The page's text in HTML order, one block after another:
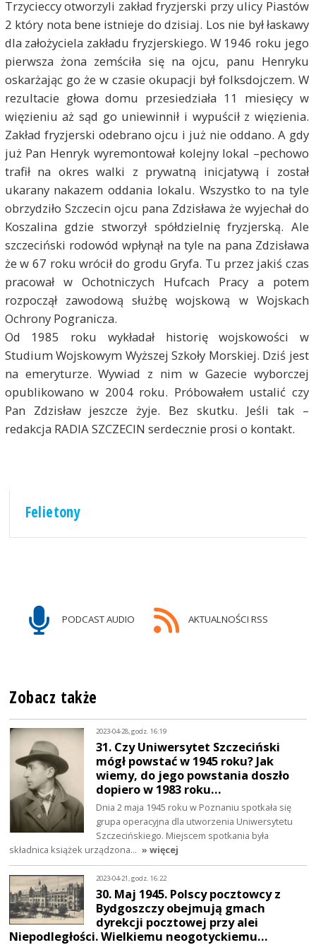
Trzycieccy otworzyli zakład fryzjerski przy ulicy Piastów
2 który nota bene istnieje do dzisiaj. Los nie był łaskawy
dla założyciela zakładu fryzjerskiego. W 1946 roku jego
pierwsza żona zemściła się na ojcu, panu Henryku
oskarżając go że w czasie okupacji był folksdojczem. W
rezultacie głowa domu przesiedziała 11 miesięcy w
więzieniu aż sąd go uniewinnił i wypuścił z więzienia.
Zakład fryzjerski odebrano ojcu i już nie oddano. A gdy
już Pan Henryk wyremontował kolejny lokal –pechowo
trafił na okres walki z prywatną inicjatywą i został
ukarany nakazem oddania lokalu. Wszystko to na tyle
obrzydziło Szczecin ojcu pana Zdzisława że wyjechał do
Koszalina gdzie stworzył spółdzielnię fryzjerską. Ale
szczeciński rodowód wpłynął na tyle na pana Zdzisława
że w 67 roku wrócił do grodu Gryfa. Tu przez jakiś czas
pracował w Ochotniczych Hufcach Pracy a potem
rozpoczął zawodową służbę wojskową w Wojskach
Ochrony Pogranicza.
Od 1985 roku wykładał historię wojskowości w
Studium Wojskowym Wyższej Szkoły Morskiej. Dziś jest
na emeryturze. Wywiad z nim w Gazecie wyborczej
opublikowano w 2004 roku. Próbowałem ustalić czy
Pan Zdzisław jeszcze żyje. Bez skutku. Jeśli tak –
redakcja RADIA SZCZECIN serdecznie prosi o kontakt.
Felietony
PODCAST AUDIO AKTUALNOŚCI RSS
Zobacz także
2023-04-28, godz. 16:19
31. Czy Uniwersytet Szczeciński
mógł powstać w 1945 roku? Jak
wiemy, do jego powstania doszło
dopiero w 1983 roku…
Dnia 2 maja 1945 roku w Poznaniu spotkała się
grupa operacyjna dla utworzenia Uniwersytetu
Szczecińskiego. Miejscem spotkania była
składnica książek urządzona… » więcej
2023-04-21, godz. 16:22
30. Maj 1945. Polscy pocztowcy z
Bydgoszczy obejmują gmach
dyrekcji pocztowej przy alei
Niepodległości. Wielkiemu neogotyckiemu…